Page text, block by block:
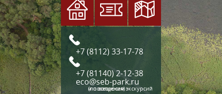
+7 (8112) 33-17-78
+7 (81140) 2-12-38
eco@seb-park.ru
(по вопросам экскурсий и посещения)